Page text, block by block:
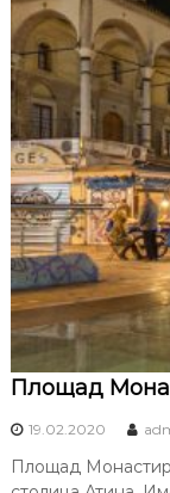
Площад
19.02.2020
Площад